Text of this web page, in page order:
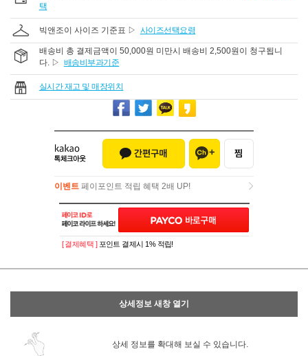
택
빅앤조이 사이즈 기준표 ▷ 사이즈선택요령
배송비 총 결제금액이 50,000원 미만시 배송비 2,500원이 청구됩니
다. ▷ 배송비부과기준
실시간 재고 및 매장위치
이벤트 페이포인트 적립 혜택 2배 UP!
이벤트페이포인트 적립 혜택 2배 UP!
[ 결제혜택 ] 포인트 결제시 1% 적립!
상세정보 새창 열기
상세 정보를 확대해 보실 수 있습니다.